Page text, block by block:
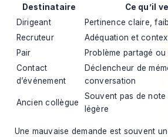
Destinataire
Ce qu’il
Dirigeant
Pertinence claire,
Recruteur
Adéquation et
Pair
Problème partagé
Contact
d’événement
Déclencheur de
conversation
Ancien collègue
Souvent pas de
légère
Une mauvaise demande est souvent